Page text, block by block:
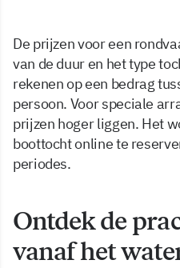
De prijzen voor een
van de duur en het type
rekenen op een bedrag
persoon. Voor speciale
prijzen hoger liggen. Het
boottocht online te
periodes.
Ontdek de
vanaf het